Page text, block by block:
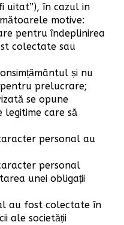
uitat”), în cazul in
motive:
pentru îndeplinirea
colectate sau
și nu
prelucrare;
se opune
legitime care să
personal au
personal
unei obligații
au fost colectate în
ale societății